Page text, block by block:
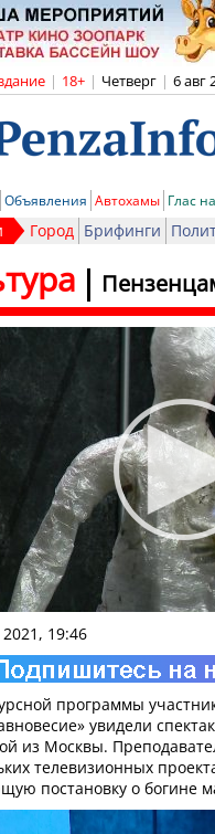
| 18+ | Четверг | 6 авг
Объявления Автохамы Глас
Город Брифинги
19:46
программы
увидели
из Москвы.
телевизионных
постановку о богине